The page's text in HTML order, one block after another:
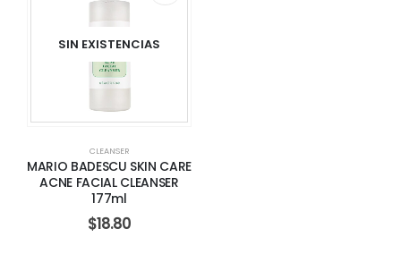
SIN EXISTENCIAS
CLEANSER
MARIO BADESCU SKIN CARE
ACNE FACIAL CLEANSER
177ml
$18.80